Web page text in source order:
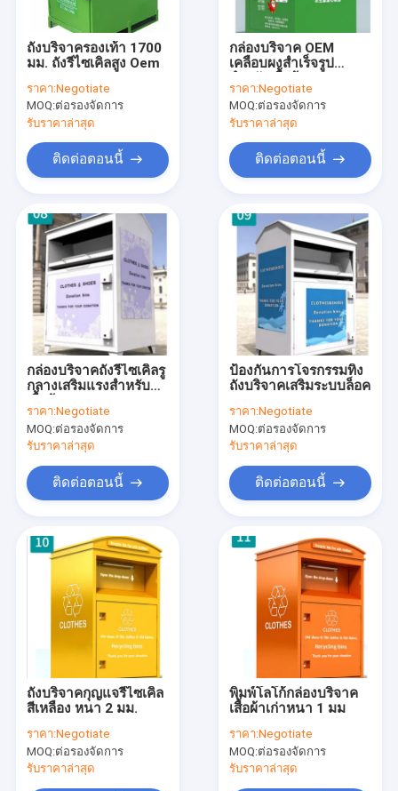
ผลิตภัณฑ์
เกี่ยวกับเรา
ทัวร์โรงงาน
ควบคุมคุณภาพ
ข่าว
ถังบริจาครองเท้า 1700
มม. ถังรีไซเคิลสูง Oem
ราคา:Negotiate
MOQ:ต่อรองจัดการ
รับราคาล่าสุด
ติดต่อตอนนี้
กล่องบริจาค OEM
เคลือบผงสำเร็จรูป
สูง
ราคา:Negotiate
MOQ:ต่อรองจัดการ
รับราคาล่าสุด
ติดต่อตอนนี้
กล่องบริจาคถังรีไซเคิลรู
กลางเสริมแรงสำหรับ
ราคา:Negotiate
MOQ:ต่อรองจัดการ
รับราคาล่าสุด
ติดต่อตอนนี้
ป้องกันการโจรกรรมทิ้ง
ถังบริจาคเสริมระบบล็อค
ราคา:Negotiate
MOQ:ต่อรองจัดการ
รับราคาล่าสุด
ติดต่อตอนนี้
ถังบริจาคกุญแจรีไซเคิล
สีเหลือง หนา 2 มม.
ราคา:Negotiate
MOQ:ต่อรองจัดการ
รับราคาล่าสุด
พิมพ์โลโก้กล่องบริจาค
เสื้อผ้าเก่าหนา 1 มม
ราคา:Negotiate
MOQ:ต่อรองจัดการ
รับราคาล่าสุด